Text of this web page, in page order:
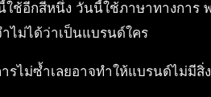
ช้อีกสีหนึ่ง วันนี้ใช้ภาษาทางการ
ไม่ได้ว่าเป็นแบรนด์ใคร
ไม่ซ้ำเลยอาจทำให้แบรนด์ไม่มีสิ่